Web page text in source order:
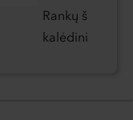
Rankų
kalėdiniame